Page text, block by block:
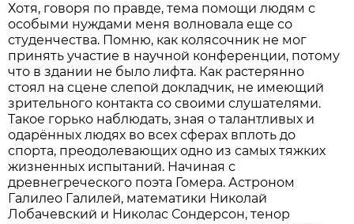
Хотя, говоря по правде, тема помощи людям с
особыми нуждами меня волновала еще со
студенчества. Помню, как колясочник не мог
принять участие в научной конференции, потому
что в здании не было лифта. Как растерянно
стоял на сцене слепой докладчик, не имеющий
зрительного контакта со своими слушателями.
Такое горько наблюдать, зная о талантливых и
одарённых людях во всех сферах вплоть до
спорта, преодолевающих одно из самых тяжких
жизненных испытаний. Начиная с
древнегреческого поэта Гомера. Астроном
Галилео Галилей, математики Николай
Лобачевский и Николас Сондерсон, тенор